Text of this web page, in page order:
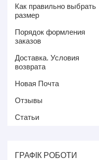
Как правильно выбрать
размер
Порядок формления
заказов
Доставка. Условия
возврата
Новая Почта
Отзывы
Статьи
ГРАФІК РОБОТИ